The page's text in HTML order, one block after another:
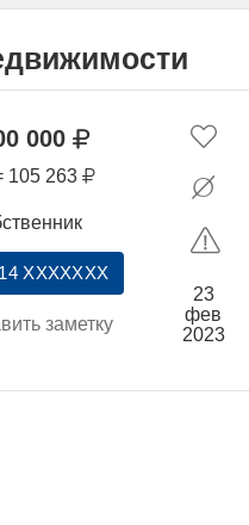
000
105 263
XXXXXXX
заметку
23
фев
2023